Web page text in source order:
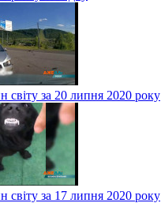
світу за 20 липня 2020 року
світу за 17 липня 2020 року